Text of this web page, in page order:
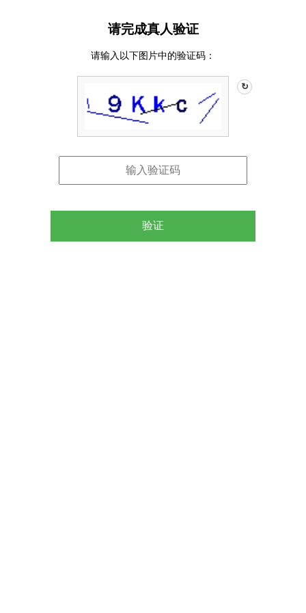
请完成真人验证
请输入以下图片中的验证码：
↻
验证